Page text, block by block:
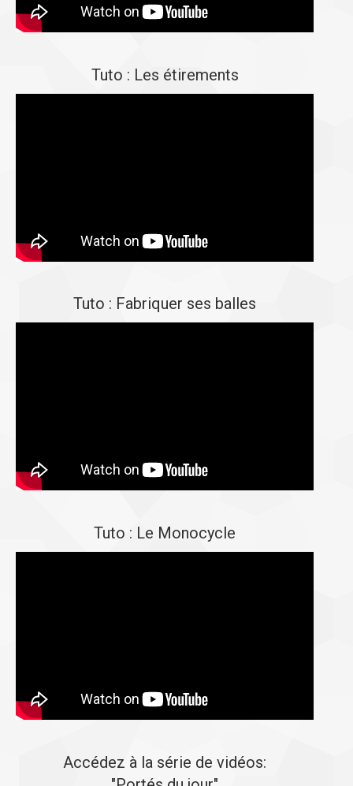
Tuto : Les étirements
Tuto : Fabriquer ses balles
Tuto : Le Monocycle
Accédez à la série de vidéos: